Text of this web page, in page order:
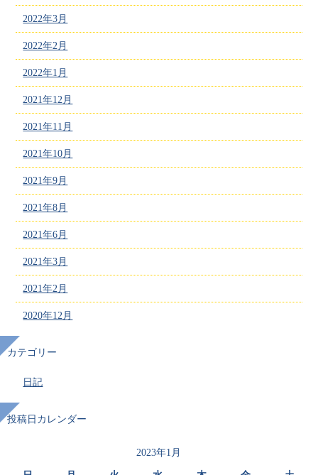
2022年3月
2022年2月
2022年1月
2021年12月
2021年11月
2021年10月
2021年9月
2021年8月
2021年6月
2021年3月
2021年2月
2020年12月
カテゴリー
日記
投稿日カレンダー
2023年1月